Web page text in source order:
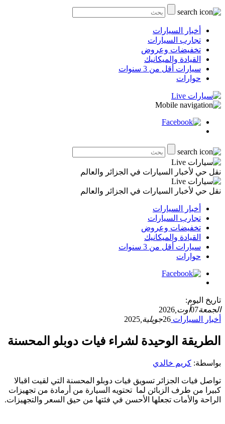
أخبار السيارات
تجارب السيارات
تخفيضات وعروض
القيادة والميكانيك
سيارات أقل من 3 سنوات
حوارات
نقل حي لأخبار السيارات في الجزائر والعالم
نقل حي لأخبار السيارات في الجزائر والعالم
أخبار السيارات
تجارب السيارات
تخفيضات وعروض
القيادة والميكانيك
سيارات أقل من 3 سنوات
حوارات
تاريخ اليوم:
الجمعة07أوت, 2026
أخبار السيارات 26جويلية, 2025
الطريقة الوحيدة لشراء فيات دوبلو المحسنة
بواسطة: كريم خالدي
تواصل فيات الجزائر تسويق فيات دوبلو المحسنة التي لقيت اقبالا
كبيرا من طرف الزبائن لما تحتويه السيارة من أرمادة من تجهيزات
الراحة والأمات تجعلها الأحسن في فئتها من حيق السعر والتجهيزات.